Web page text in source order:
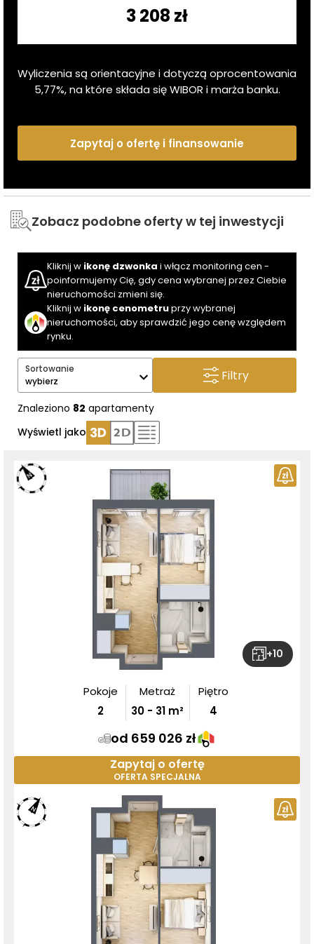
3 208 zł
Wyliczenia są orientacyjne i dotyczą oprocentowania
5,77%, na które składa się WIBOR i marża banku.
Zapytaj o ofertę i finansowanie
Zobacz podobne oferty w tej inwestycji
Kliknij w ikonę dzwonka i włącz monitoring cen -
poinformujemy Cię, gdy cena wybranej przez Ciebie
nieruchomości zmieni się.
Kliknij w ikonę cenometruprzy wybranej
nieruchomości, aby sprawdzić jego cenę względem
rynku.
Filtry
Sortowanie
wybierz
Znaleziono 82 apartamenty
Wyświetl jako
+10
Pokoje
2
Metraż
30- 31m²
Piętro
4
od 659 026 zł
Zapytaj o ofertę
OFERTA SPECJALNA